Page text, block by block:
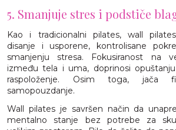
5. Smanjuje stres i podstiče
Kao i tradicionalni pilates, wall
disanje i usporene, kontrolisane
smanjenju stresa. Fokusiranost na
između tela i uma, doprinosi
raspoloženje. Osim toga, jača
samopouzdanje.
Wall pilates je savršen način da
mentalno stanje bez potrebe za